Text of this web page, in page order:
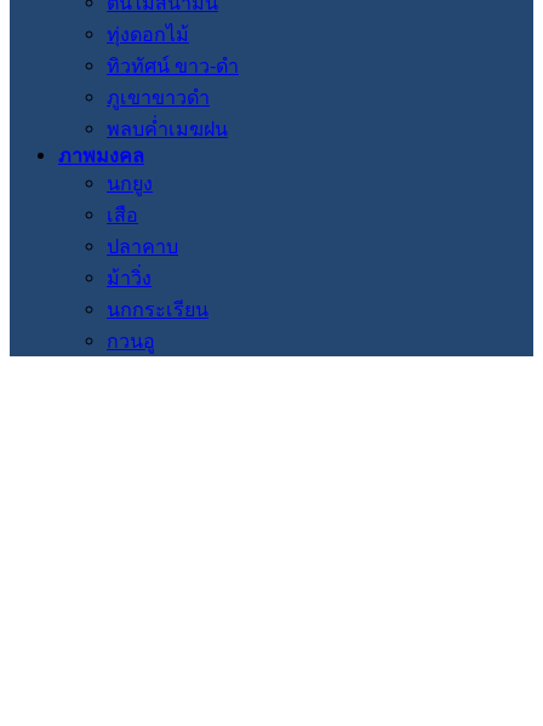
ทุ่งดอกไม้
ทิวทัศน์ ขาว-ดำ
ภูเขาขาวดำ
พลบค่ำเมฆฝน
ภาพมงคล
นกยูง
เสือ
ปลาคาบ
ม้าวิ่ง
นกกระเรียน
กวนอู